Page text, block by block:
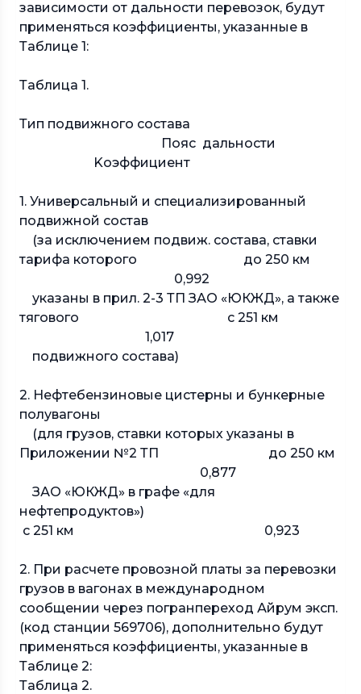
зависимости от дальности перевозок, будут
применяться коэффициенты, указанные в
Таблице 1:
Таблица 1.
Тип подвижного состава
Пояс дальности
Kоэффициент
1. Универсальный и специализированный
подвижной состав
(за исключением подвиж. состава, ставки
тарифа которого до 250 км
0,992
указаны в прил. 2-3 ТП ЗАО «ЮКЖД», а также
тягового с 251 км
1,017
подвижного состава)
2. Нефтебензиновые цистерны и бункерные
полувагоны
(для грузов, ставки которых указаны в
Приложении №2 ТП до 250 км
0,877
ЗАО «ЮКЖД» в графе «для
нефтепродуктов»)
с 251 км 0,923
2. При расчете провозной платы за перевозки
грузов в вагонах в международном
сообщении через погранпереход Айрум эксп.
(код станции 569706), дополнительно будут
применяться коэффициенты, указанные в
Таблице 2:
Таблица 2.